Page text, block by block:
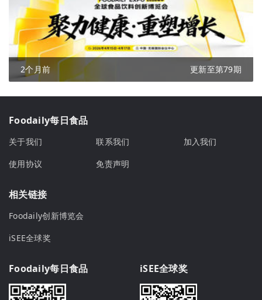
2个月前 更新至第79期
Foodaily每日食品
关于我们 联系我们
加入我们
使用协议
免责声明
相关链接
Foodaily创新博览会
iSEE全球奖
Foodaily每日食品 iSEE全球奖